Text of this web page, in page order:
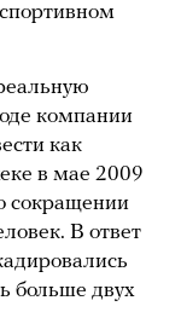
компании
как
в мае 2009
сокращении
В ответ
больше двух